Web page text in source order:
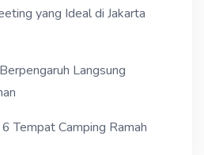
yang Ideal di Jakarta
Langsung
Tempat Camping Ramah